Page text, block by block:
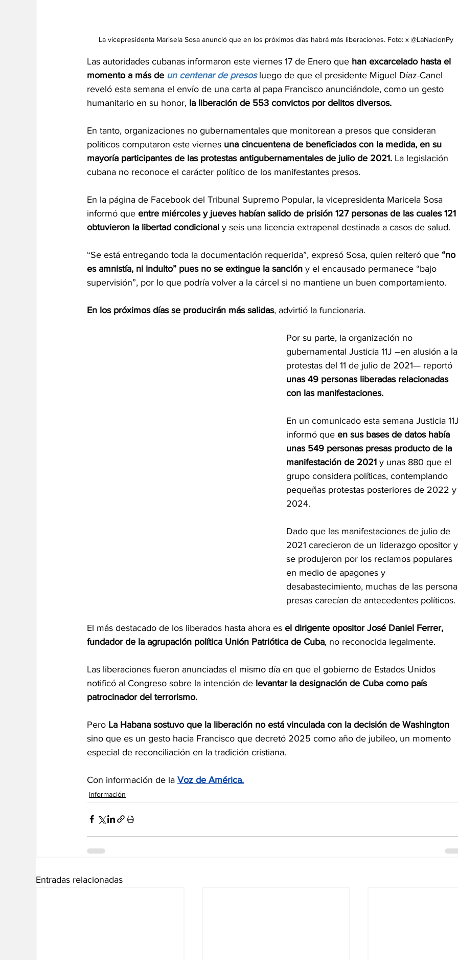
La vicepresidenta Marisela Sosa anunció que en los próximos días habrá más liberaciones. Foto: x @LaNacionPy
Las autoridades cubanas informaron este viernes 17 de Enero que han excarcelado hasta el
momento a más de un centenar de presos luego de que el presidente Miguel Díaz-Canel
reveló esta semana el envío de una carta al papa Francisco anunciándole, como un gesto
humanitario en su honor, la liberación de 553 convictos por delitos diversos.
En tanto, organizaciones no gubernamentales que monitorean a presos que consideran
políticos computaron este viernes una cincuentena de beneficiados con la medida, en su
mayoría participantes de las protestas antigubernamentales de julio de 2021. La legislación
cubana no reconoce el carácter político de los manifestantes presos.
En la página de Facebook del Tribunal Supremo Popular, la vicepresidenta Maricela Sosa
informó que entre miércoles y jueves habían salido de prisión 127 personas de las cuales 121
obtuvieron la libertad condicional y seis una licencia extrapenal destinada a casos de salud.
“Se está entregando toda la documentación requerida”, expresó Sosa, quien reiteró que “no
es amnistía, ni indulto” pues no se extingue la sanción y el encausado permanece “bajo
supervisión”, por lo que podría volver a la cárcel si no mantiene un buen comportamiento.
En los próximos días se producirán más salidas, advirtió la funcionaria.
Por su parte, la organización no
gubernamental Justicia 11J –en alusión a
protestas del 11 de julio de 2021— reportó
unas 49 personas liberadas relacionadas
con las manifestaciones.
En un comunicado esta semana Justicia
informó que en sus bases de datos había
unas 549 personas presas producto de la
manifestación de 2021 y unas 880 que el
grupo considera políticas, contemplando
pequeñas protestas posteriores de 2022
2024.
Dado que las manifestaciones de julio de
2021 carecieron de un liderazgo opositor
se produjeron por los reclamos populares
en medio de apagones y
desabastecimiento, muchas de las
presas carecían de antecedentes políticos.
El más destacado de los liberados hasta ahora es el dirigente opositor José Daniel Ferrer,
fundador de la agrupación política Unión Patriótica de Cuba, no reconocida legalmente.
Las liberaciones fueron anunciadas el mismo día en que el gobierno de Estados Unidos
notificó al Congreso sobre la intención de levantar la designación de Cuba como país
patrocinador del terrorismo.
Pero La Habana sostuvo que la liberación no está vinculada con la decisión de Washington
sino que es un gesto hacia Francisco que decretó 2025 como año de jubileo, un momento
especial de reconciliación en la tradición cristiana.
Con información de la Voz de América.
Información
Entradas relacionadas